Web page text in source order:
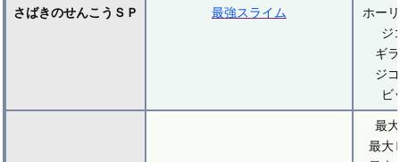
さばきのせんこうＳＰ 最強スライム
ホー
ジ
ギ
ジ
ビ
最
最大